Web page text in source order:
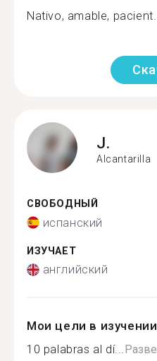
Nativo, amable,
J.
Alcantarilla
СВОБОДНЫЙ
испанский
ИЗУЧАЕТ
английский
Мои цели в
10 palabras al dí...